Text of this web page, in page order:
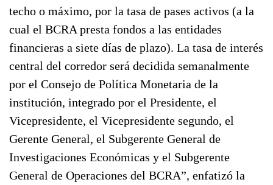
techo o máximo, por la tasa de pases activos (a la
cual el BCRA presta fondos a las entidades
financieras a siete días de plazo). La tasa de interés
central del corredor será decidida semanalmente
por el Consejo de Política Monetaria de la
institución, integrado por el Presidente, el
Vicepresidente, el Vicepresidente segundo, el
Gerente General, el Subgerente General de
Investigaciones Económicas y el Subgerente
General de Operaciones del BCRA”, enfatizó la